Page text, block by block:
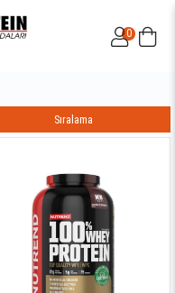
0
Sıralama